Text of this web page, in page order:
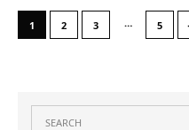
1 2 3 … 5